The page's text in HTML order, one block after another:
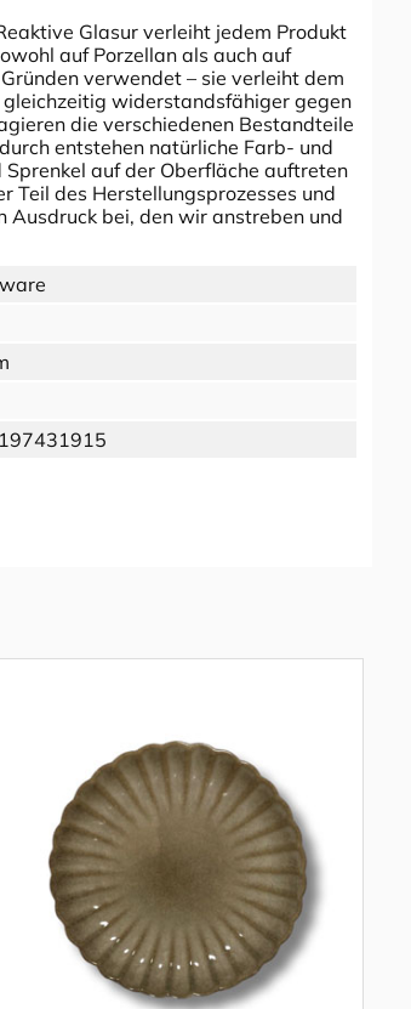
Glasur verleiht jedem Produkt
auf Porzellan als auch auf
verwendet – sie verleiht dem
gleichzeitig widerstandsfähiger gegen
die verschiedenen Bestandteile
entstehen natürliche Farb- und
auf der Oberfläche auftreten
Teil des Herstellungsprozesses und
bei, den wir anstreben und